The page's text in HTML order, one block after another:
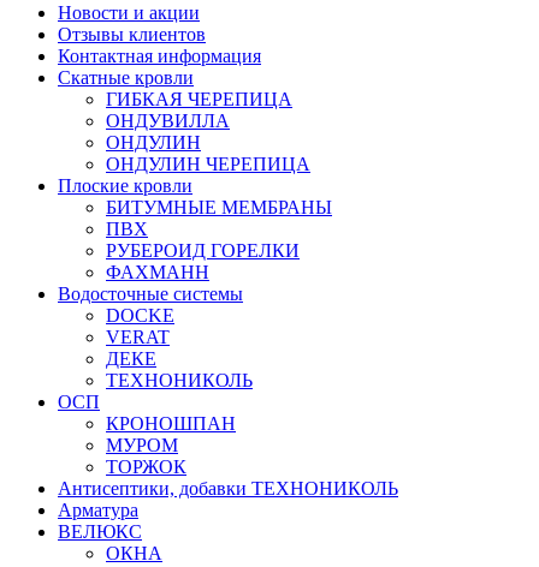
Новости и акции
Отзывы клиентов
Контактная информация
Скатные кровли
ГИБКАЯ ЧЕРЕПИЦА
ОНДУВИЛЛА
ОНДУЛИН
ОНДУЛИН ЧЕРЕПИЦА
Плоские кровли
БИТУМНЫЕ МЕМБРАНЫ
ПВХ
РУБЕРОИД ГОРЕЛКИ
ФАХМАНН
Водосточные системы
DOCKE
VERAT
ДЕКЕ
ТЕХНОНИКОЛЬ
ОСП
КРОНОШПАН
МУРОМ
ТОРЖОК
Антисептики, добавки ТЕХНОНИКОЛЬ
Арматура
ВЕЛЮКС
ОКНА